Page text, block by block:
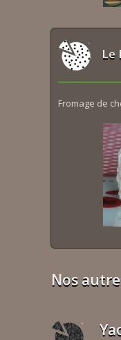
Le
Fromage de
Nos